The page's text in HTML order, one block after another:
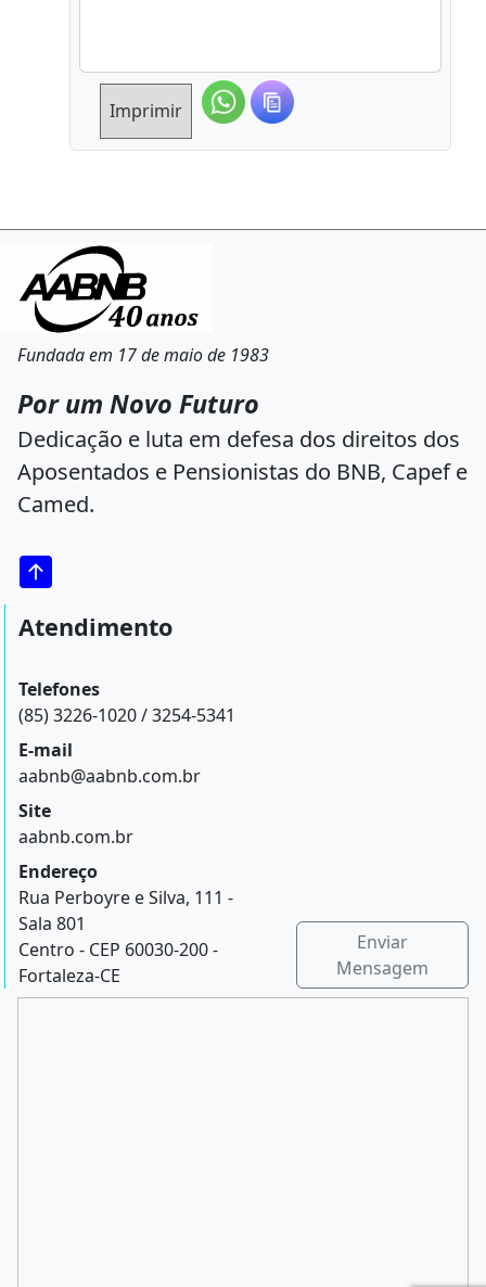
Imprimir
Fundada em 17 de maio de 1983
Por um Novo Futuro
Dedicação e luta em defesa dos direitos dos
Aposentados e Pensionistas do BNB, Capef e
Camed.
Atendimento
Telefones
(85) 3226-1020 / 3254-5341
E-mail
aabnb@aabnb.com.br
Site
aabnb.com.br
Endereço
Rua Perboyre e Silva, 111 -
Sala 801
Centro - CEP 60030-200 -
Fortaleza-CE
Enviar
Mensagem